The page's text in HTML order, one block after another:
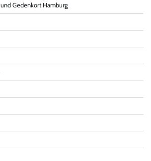
Gedenkort Hamburg